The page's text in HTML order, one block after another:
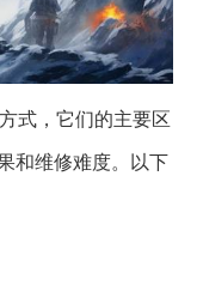
式，它们的主要区
和维修难度。以下